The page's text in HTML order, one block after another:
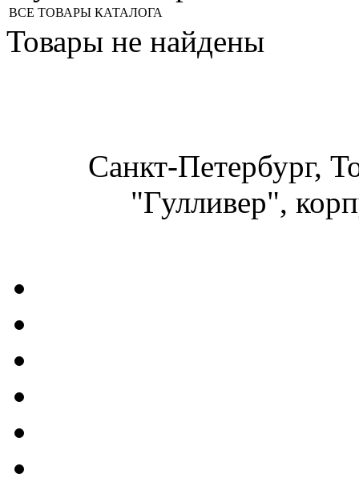
ВСЕ ТОВАРЫ КАТАЛОГА
Товары не найдены
Санкт-Петербург,
"Гулливер",